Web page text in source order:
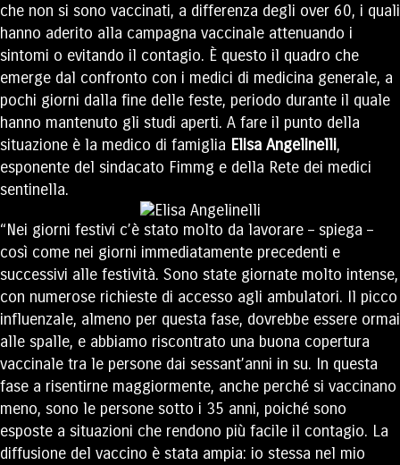
che non si sono vaccinati, a differenza degli over 60, i quali
hanno aderito alla campagna vaccinale attenuando i
sintomi o evitando il contagio. È questo il quadro che
emerge dal confronto con i medici di medicina generale, a
pochi giorni dalla fine delle feste, periodo durante il quale
hanno mantenuto gli studi aperti. A fare il punto della
situazione è la medico di famiglia Elisa Angelinelli,
esponente del sindacato Fimmg e della Rete dei medici
sentinella.
“Nei giorni festivi c’è stato molto da lavorare – spiega –
così come nei giorni immediatamente precedenti e
successivi alle festività. Sono state giornate molto intense,
con numerose richieste di accesso agli ambulatori. Il picco
influenzale, almeno per questa fase, dovrebbe essere ormai
alle spalle, e abbiamo riscontrato una buona copertura
vaccinale tra le persone dai sessant’anni in su. In questa
fase a risentirne maggiormente, anche perché si vaccinano
meno, sono le persone sotto i 35 anni, poiché sono
esposte a situazioni che rendono più facile il contagio. La
diffusione del vaccino è stata ampia: io stessa nel mio